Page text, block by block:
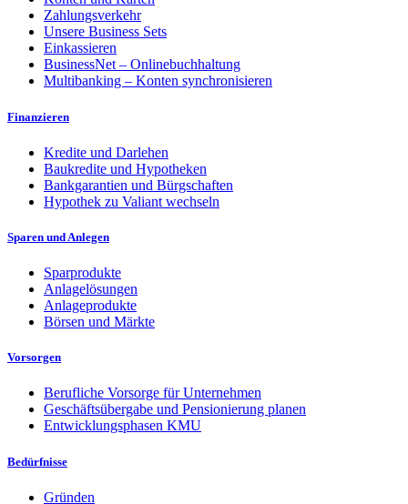
Zahlungsverkehr
Unsere Business Sets
Einkassieren
BusinessNet – Onlinebuchhaltung
Multibanking – Konten synchronisieren
Finanzieren
Kredite und Darlehen
Baukredite und Hypotheken
Bankgarantien und Bürgschaften
Hypothek zu Valiant wechseln
Sparen und Anlegen
Sparprodukte
Anlagelösungen
Anlageprodukte
Börsen und Märkte
Vorsorgen
Berufliche Vorsorge für Unternehmen
Geschäftsübergabe und Pensionierung planen
Entwicklungsphasen KMU
Bedürfnisse
Gründen